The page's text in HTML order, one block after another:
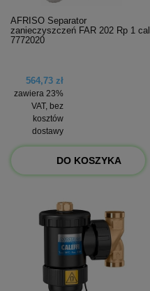
AFRISO Separator
zanieczyszczeń FAR 202 Rp 1 cal
7772020
564,73 zł
zawiera 23%
VAT, bez
kosztów
dostawy
DO KOSZYKA